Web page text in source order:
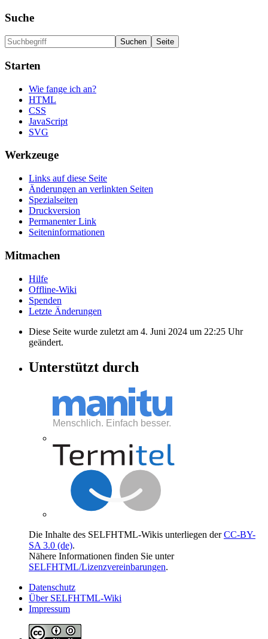
Suche
Starten
Wie fange ich an?
HTML
CSS
JavaScript
SVG
Werkzeuge
Links auf diese Seite
Änderungen an verlinkten Seiten
Spezialseiten
Druckversion
Permanenter Link
Seiten­informationen
Mitmachen
Hilfe
Offline-Wiki
Spenden
Letzte Änderungen
Diese Seite wurde zuletzt am 4. Juni 2024 um 22:25 Uhr
geändert.
Unterstützt durch
Die Inhalte des SELFHTML-Wikis unterliegen derCC-BY-
SA 3.0 (de).
Nähere Informationen finden Sie unter
SELFHTML/Lizenzvereinbarungen.
Datenschutz
Über SELFHTML-Wiki
Impressum